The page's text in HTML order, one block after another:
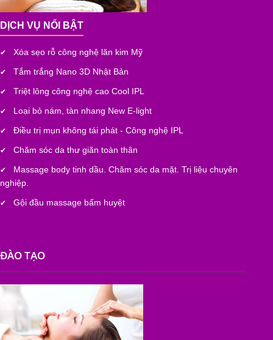
DỊCH VỤ NỔI BẬT
✔ Xóa sẹo rỗ công nghệ lăn kim Mỹ
✔ Tắm trắng Nano 3D Nhật Bản
✔ Triệt lông công nghệ cao Cool IPL
✔ Loại bỏ nám, tàn nhang New E-light
✔ Điều trị mụn không tái phát - Công nghệ IPL
✔ Chăm sóc da thư giãn toàn thân
✔
Massage body tinh dầu. Chăm sóc da mặt. Trị liệu chuyên
nghiệp.
✔ Gội đầu massage bấm huyệt
ĐÀO TẠO